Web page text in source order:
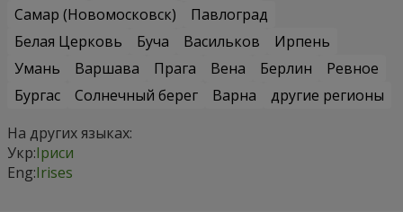
Самар (Новомосковск)
Павлоград
Белая Церковь
Буча Васильков
Ирпень
Умань
Варшава Прага Вена Берлин
Ревное
Бургас
Солнечный берег Варна
другие регионы
На других языках:
Укр:Іриси
Eng:Irises